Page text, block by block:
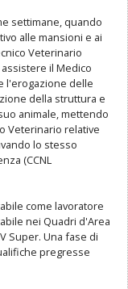
settimane, quando
alle mansioni e ai
Veterinario
il Medico
l'erogazione delle
della struttura e
animale, mettendo
Veterinario relative
lo stesso
(CCNL
come lavoratore
nei Quadri d'Area
Super. Una fase di
pregresse